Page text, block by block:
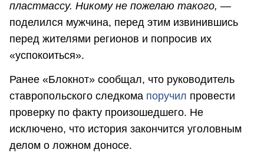
пластмассу. Никому не пожелаю такого, —
поделился мужчина, перед этим извинившись
перед жителями регионов и попросив их
«успокоиться».
Ранее «Блокнот» сообщал, что руководитель
ставропольского следкома поручил провести
проверку по факту произошедшего. Не
исключено, что история закончится уголовным
делом о ложном доносе.